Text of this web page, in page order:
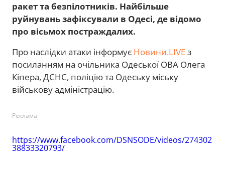
ракет та безпілотників. Найбільше
руйнувань зафіксували в Одесі, де відомо
про вісьмох постраждалих.
Про наслідки атаки інформує Новини.LIVEз
посиланням на очільника Одеської ОВА Олега
Кіпера, ДСНС, поліцію та Одеську міську
військову адміністрацію.
Реклама
https://www.facebook.com/DSNSODE/videos/274302
38833320793/